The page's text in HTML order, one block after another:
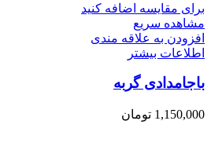
برای مقایسه اضافه کنید
مشاهده سریع
افزودن به علاقه مندی
اطلاعات بیشتر
باجامدادی گربه
1,150,000 تومان